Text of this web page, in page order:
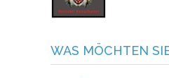
WAS MÖCHTEN